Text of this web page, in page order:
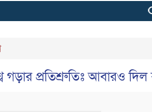
গড়ার প্রতিশ্রুতিঃ আবারও দিল